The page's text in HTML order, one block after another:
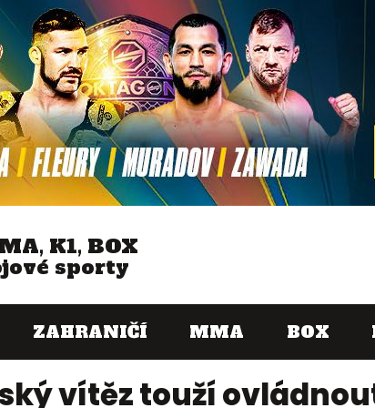
K1, BOX
sporty
ZAHRANIČÍ MMA BOX
vítěz touží